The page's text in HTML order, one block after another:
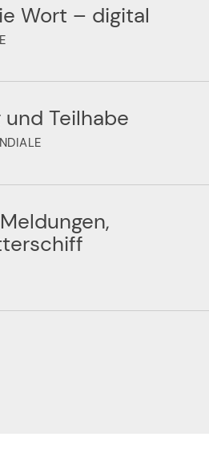
Wort – digital
und Teilhabe